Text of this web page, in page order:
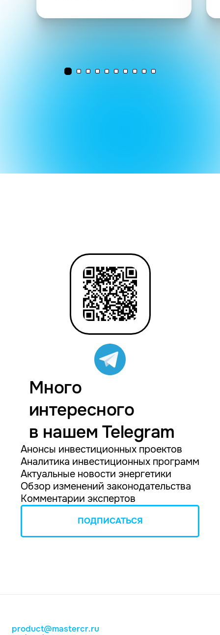
Много
интересного
в нашем Telegram
Анонсы инвестиционных проектов
Аналитика инвестиционных программ
Актуальные новости энергетики
Обзор изменений законодательства
Комментарии экспертов
ПОДПИСАТЬСЯ
product@mastercr.ru